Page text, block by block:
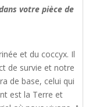
votre pièce de
et du coccyx. Il
de survie et notre
de base, celui qui
est la Terre et